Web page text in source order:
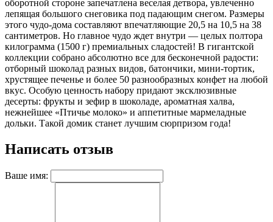
оборотной стороне запечатлена веселая детвора, увлеченно
лепящая большого снеговика под падающим снегом. Размеры
этого чудо-дома составляют впечатляющие 20,5 на 10,5 на 38
сантиметров. Но главное чудо ждет внутри — целых полтора
килограмма (1500 г) премиальных сладостей! В гигантской
коллекции собрано абсолютно все для бесконечной радости:
отборный шоколад разных видов, батончики, мини-тортик,
хрустящее печенье и более 50 разнообразных конфет на любой
вкус. Особую ценность набору придают эксклюзивные
десерты: фрукты и зефир в шоколаде, ароматная халва,
нежнейшее «Птичье молоко» и аппетитные мармеладные
дольки. Такой домик станет лучшим сюрпризом года!
Написать отзыв
Ваше имя: